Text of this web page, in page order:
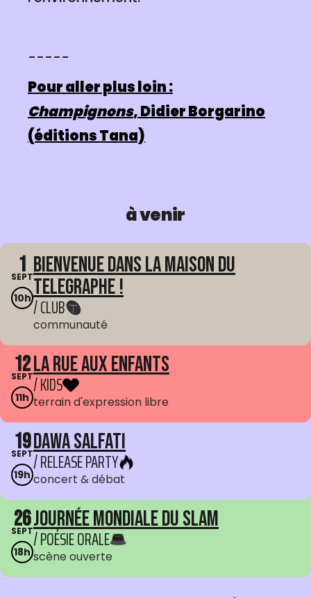
-----
Pour aller plus loin :
Champignons, Didier Borgarino
(éditions Tana)
à venir
1
SEPT
10h
Bienvenue dans La Maison du
Telegraphe !
/ CLUB
communauté
12
SEPT
11h
La Rue aux enfants
/ KIDS
terrain d'expression libre
19
SEPT
19h
Dawa Salfati
/ RELEASE PARTY
concert & débat
26
SEPT
18h
Journée mondiale du Slam
/ POÉSIE ORALE
scène ouverte